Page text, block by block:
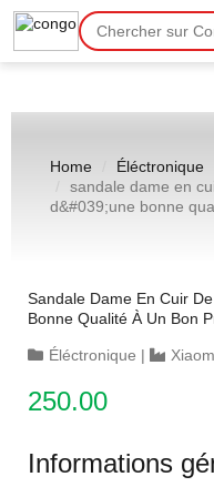
Home
Éléctronique
sandale dame en
d&#039;une bonne
Sandale Dame En Cuir
Bonne Qualité À Un Bon
Éléctronique |
250.00
Informations